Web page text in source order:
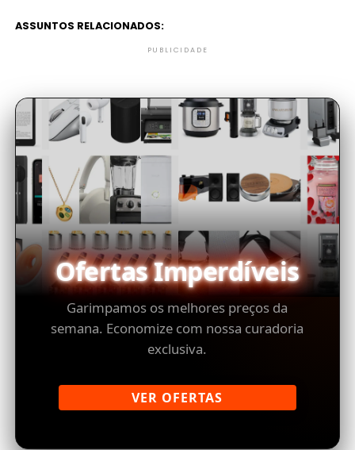
ASSUNTOS RELACIONADOS:
PUBLICIDADE
Ofertas Imperdíveis
Garimpamos os melhores preços da
semana. Economize com nossa curadoria
exclusiva.
VER OFERTAS